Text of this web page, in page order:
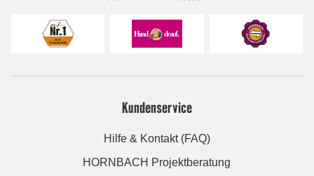
Kundenservice
Hilfe & Kontakt (FAQ)
HORNBACH Projektberatung